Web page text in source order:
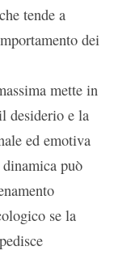
tende a
dei
mette in
desiderio e la
ed emotiva
dinamica può
se la